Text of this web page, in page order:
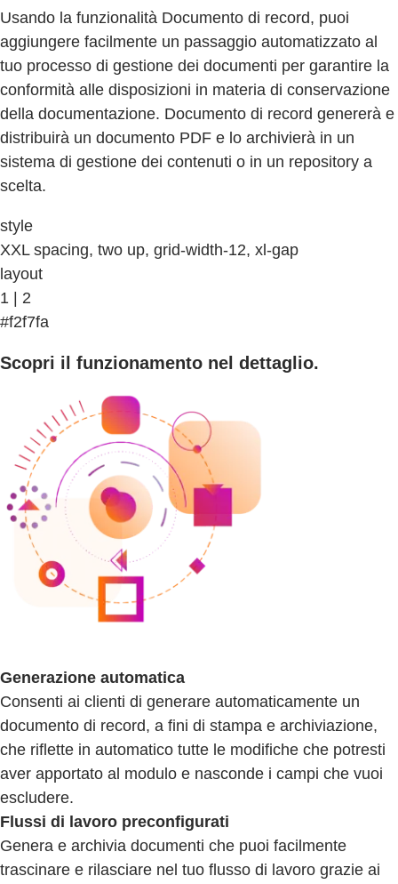
Usando la funzionalità Documento di record, puoi
aggiungere facilmente un passaggio automatizzato al
tuo processo di gestione dei documenti per garantire la
conformità alle disposizioni in materia di conservazione
della documentazione. Documento di record genererà e
distribuirà un documento PDF e lo archivierà in un
sistema di gestione dei contenuti o in un repository a
scelta.
style
XXL spacing, two up, grid-width-12, xl-gap
layout
1 | 2
#f2f7fa
Scopri il funzionamento nel dettaglio.
Generazione automatica
Consenti ai clienti di generare automaticamente un
documento di record, a fini di stampa e archiviazione,
che riflette in automatico tutte le modifiche che potresti
aver apportato al modulo e nasconde i campi che vuoi
escludere.
Flussi di lavoro preconfigurati
Genera e archivia documenti che puoi facilmente
trascinare e rilasciare nel tuo flusso di lavoro grazie ai